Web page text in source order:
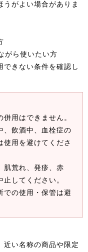
がよい場合がありま
がら使いたい方
きない条件を確認し
用はできません。
、飲酒中、血栓症の
用を避けてくださ
肌荒れ、発疹、赤
してください。
での使用・保管は避
近い名称の商品や限定